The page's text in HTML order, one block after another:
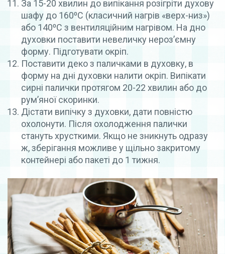
За 15-20 хвилин до випікання розігріти духову
шафу до 160⁰С (класичний нагрів «верх-низ»)
або 140⁰С з вентиляційним нагрівом. На дно
духовки поставити невеличку нероз’ємну
форму. Підготувати окріп.
Поставити деко з паличками в духовку, в
форму на дні духовки налити окріп. Випікати
сирні палички протягом 20-22 хвилин або до
рум’яної скоринки.
Дістати випічку з духовки, дати повністю
охолонути. Після охолодження палички
стануть хрусткими. Якщо не зникнуть одразу
ж, зберігання можливе у щільно закритому
контейнері або пакеті до 1 тижня.